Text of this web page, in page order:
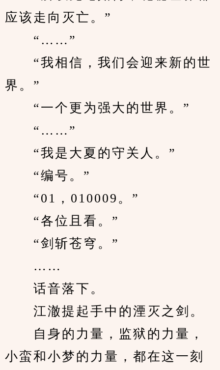
应该走向灭亡。”
“……”
“我相信，我们会迎来新的世
界。”
“一个更为强大的世界。”
“……”
“我是大夏的守关人。”
“编号。”
“01，010009。”
“各位且看。”
“剑斩苍穹。”
……
话音落下。
江澈提起手中的湮灭之剑。
自身的力量，监狱的力量，
小蛮和小梦的力量，都在这一刻